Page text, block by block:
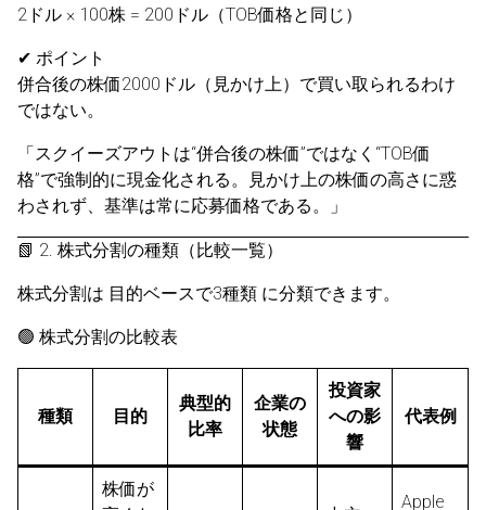
2ドル × 100株 = 200ドル（TOB価格と同じ）
✔ ポイント
併合後の株価2000ドル（見かけ上）で買い取られるわけ
ではない。
「スクイーズアウトは“併合後の株価”ではなく“TOB価
格”で強制的に現金化される。見かけ上の株価の高さに惑
わされず、基準は常に応募価格である。」
📗 2. 株式分割の種類（比較一覧）
株式分割は 目的ベースで3種類 に分類できます。
🟢 株式分割の比較表
種類 目的
典型的
比率
企業の
状態
投資家
への影
響
代表例
株価が
Apple